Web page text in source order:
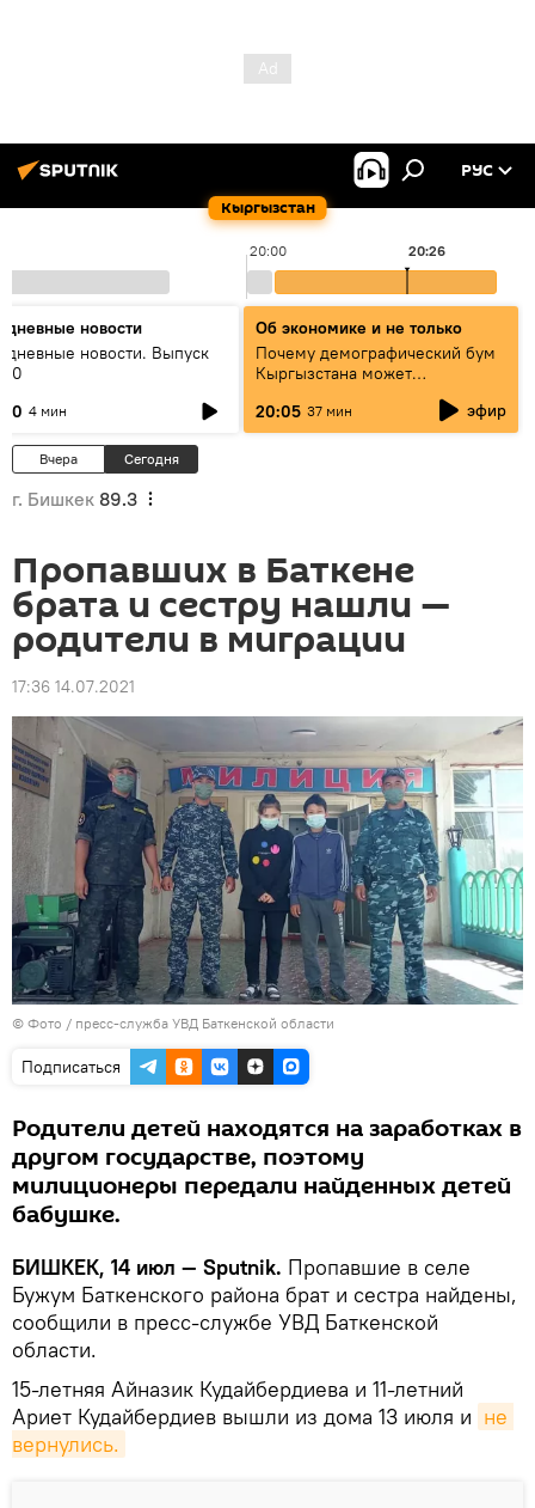
Кыргызстан
РУС
20:00 20:26
новости
новости. Выпуск
4 мин
Об экономике и не только
Почему демографический бум
Кыргызстана может
превратиться в проблему и как
этого избежать
20:05 37 мин эфир
Вчера Сегодня
г. Бишкек 89.3
Пропавших в Баткене
брата и сестру нашли —
родители в миграции
17:36 14.07.2021
© Фото / пресс-служба УВД Баткенской области
Подписаться
Родители детей находятся на заработках в
другом государстве, поэтому
милиционеры передали найденных детей
бабушке.
БИШКЕК, 14 июл — Sputnik. Пропавшие в селе
Бужум Баткенского района брат и сестра найдены,
сообщили в пресс-службе УВД Баткенской
области.
15-летняя Айназик Кудайбердиева и 11-летний
Ариет Кудайбердиев вышли из дома 13 июля и не
вернулись.